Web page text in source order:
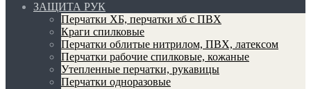
ЗАЩИТА РУК
Перчатки ХБ, перчатки хб с ПВХ
Краги спилковые
Перчатки облитые нитрилом, ПВХ, латексом
Перчатки рабочие спилковые, кожаные
Утепленные перчатки, рукавицы
Перчатки одноразовые